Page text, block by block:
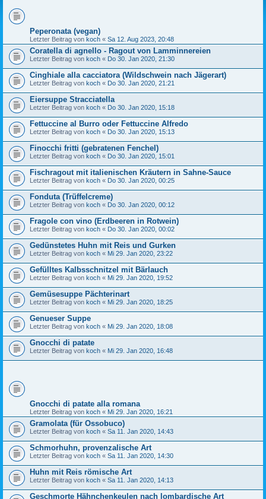
Peperonata (vegan)
Letzter Beitrag von koch « Sa 12. Aug 2023, 20:48
Coratella di agnello - Ragout von Lamminnereien
Letzter Beitrag von koch « Do 30. Jan 2020, 21:30
Cinghiale alla cacciatora (Wildschwein nach Jägerart)
Letzter Beitrag von koch « Do 30. Jan 2020, 21:21
Eiersuppe Stracciatella
Letzter Beitrag von koch « Do 30. Jan 2020, 15:18
Fettuccine al Burro oder Fettuccine Alfredo
Letzter Beitrag von koch « Do 30. Jan 2020, 15:13
Finocchi fritti (gebratenen Fenchel)
Letzter Beitrag von koch « Do 30. Jan 2020, 15:01
Fischragout mit italienischen Kräutern in Sahne-Sauce
Letzter Beitrag von koch « Do 30. Jan 2020, 00:25
Fonduta (Trüffelcreme)
Letzter Beitrag von koch « Do 30. Jan 2020, 00:12
Fragole con vino (Erdbeeren in Rotwein)
Letzter Beitrag von koch « Do 30. Jan 2020, 00:02
Gedünstetes Huhn mit Reis und Gurken
Letzter Beitrag von koch « Mi 29. Jan 2020, 23:22
Gefülltes Kalbsschnitzel mit Bärlauch
Letzter Beitrag von koch « Mi 29. Jan 2020, 19:52
Gemüsesuppe Pächterinart
Letzter Beitrag von koch « Mi 29. Jan 2020, 18:25
Genueser Suppe
Letzter Beitrag von koch « Mi 29. Jan 2020, 18:08
Gnocchi di patate
Letzter Beitrag von koch « Mi 29. Jan 2020, 16:48
Gnocchi di patate alla romana
Letzter Beitrag von koch « Mi 29. Jan 2020, 16:21
Gramolata (für Ossobuco)
Letzter Beitrag von koch « Sa 11. Jan 2020, 14:43
Schmorhuhn, provenzalische Art
Letzter Beitrag von koch « Sa 11. Jan 2020, 14:30
Huhn mit Reis römische Art
Letzter Beitrag von koch « Sa 11. Jan 2020, 14:13
Geschmorte Hähnchenkeulen nach lombardische Art